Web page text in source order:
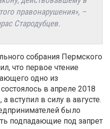
правонарушения», –
Стародубцев.
собрания Пермского
что первое чтение
одно из
в апреле 2018
вступил в силу в августе.
было
подпадающие под запрет